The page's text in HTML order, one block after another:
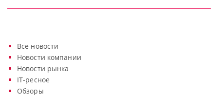
Все новости
Новости компании
Новости рынка
IT-ресное
Обзоры